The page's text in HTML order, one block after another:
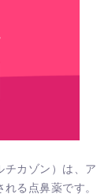
カゾン）は、ア
る点鼻薬です。